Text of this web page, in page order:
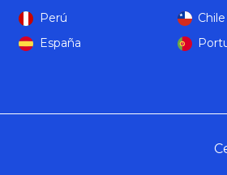
Perú
Chile
España